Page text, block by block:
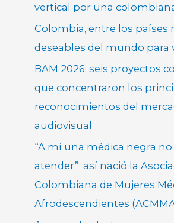
vertical por una
Colombia, entre los países
deseables del mundo para
BAM 2026: seis proyectos
que concentraron los
reconocimientos del
audiovisual
“A mí una médica negra no
atender”: así nació la
Colombiana de Mujeres
Afrodescendientes